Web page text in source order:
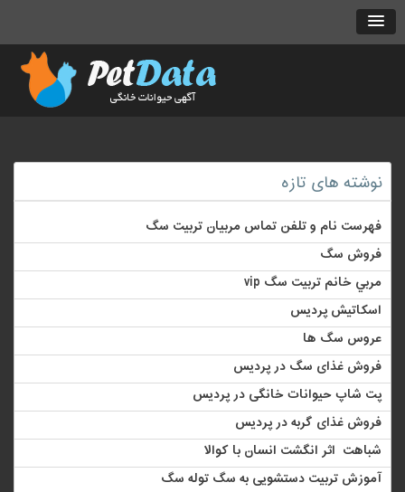
نوشته های تازه
فهرست نام و تلفن تماس مربیان تربیت سگ
فروش سگ
مربي خانم تربيت سگ vip
اسکاتیش پردیس
عروس سگ ها
فروش غذای سگ در پردیس
پت شاپ حیوانات خانگی در پردیس
فروش غذای گربه در پردیس
شباهت اثر انگشت انسان با کوالا
آموزش تربیت دستشویی به سگ توله سگ